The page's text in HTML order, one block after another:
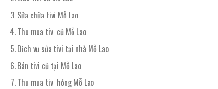
Sửa chữa tivi Mỗ Lao
Thu mua tivi cũ Mỗ Lao
Dịch vụ sửa tivi tại nhà Mỗ Lao
Bán tivi cũ tại Mỗ Lao
Thu mua tivi hỏng Mỗ Lao